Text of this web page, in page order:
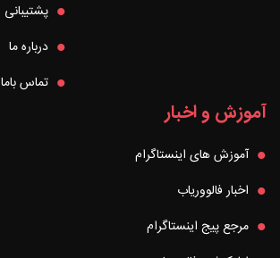
پشتیبانی
درباره ما
تماس باما
آموزش و اخبار
آموزش های اینستاگرام
اخبار فالووریاب
مرجع پیج اینستاگرام